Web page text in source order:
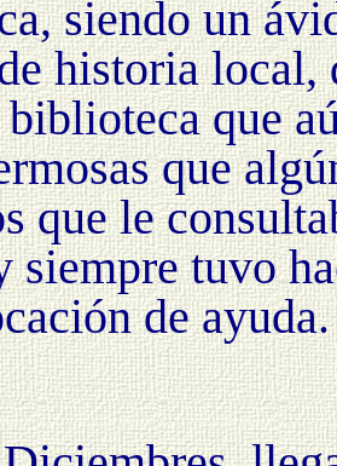
siendo un
historia local,
que
que
que le
siempre tuvo
de ayuda.